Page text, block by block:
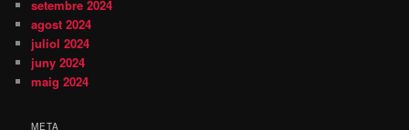
setembre 2024
agost 2024
juliol 2024
juny 2024
maig 2024
META